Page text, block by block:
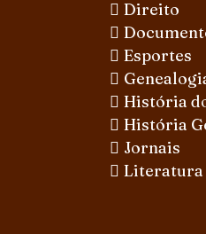
Direito
Esportes
História
História
Jornais